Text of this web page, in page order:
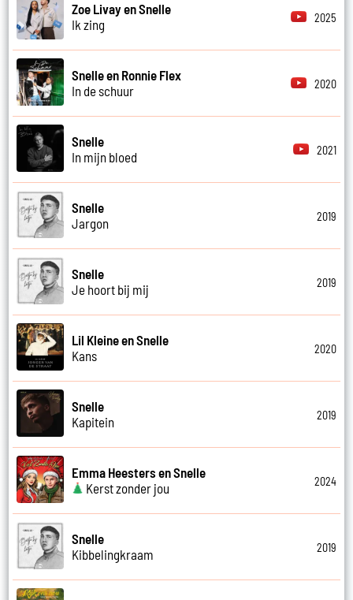
Zoe Livay en Snelle
Ik zing
2025
Snelle en Ronnie Flex
In de schuur
2020
Snelle
In mijn bloed
2021
Snelle
Jargon
2019
Snelle
Je hoort bij mij
2019
Lil Kleine en Snelle
Kans
2020
Snelle
Kapitein
2019
Emma Heesters en Snelle
Kerst zonder jou
2024
Snelle
Kibbelingkraam
2019